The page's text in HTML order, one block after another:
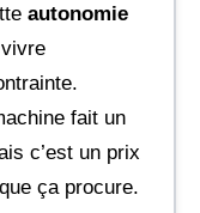
autonomie
fait un
c’est un prix
ça procure.